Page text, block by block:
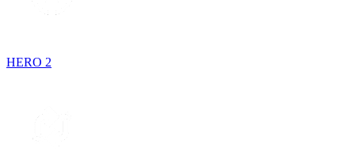
HERO 2